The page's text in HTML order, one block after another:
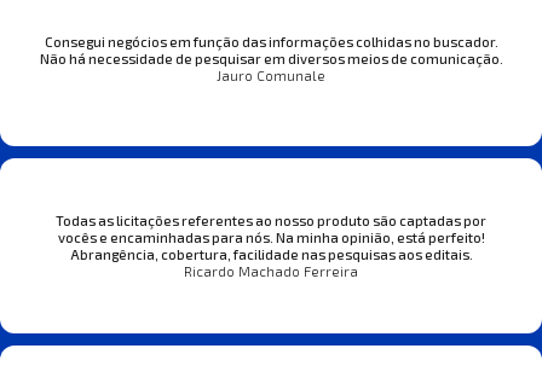
Consegui negócios em função das informações colhidas no buscador.
Não há necessidade de pesquisar em diversos meios de comunicação.
Jauro Comunale
Todas as licitações referentes ao nosso produto são captadas por
vocês e encaminhadas para nós. Na minha opinião, está perfeito!
Abrangência, cobertura, facilidade nas pesquisas aos editais.
Ricardo Machado Ferreira